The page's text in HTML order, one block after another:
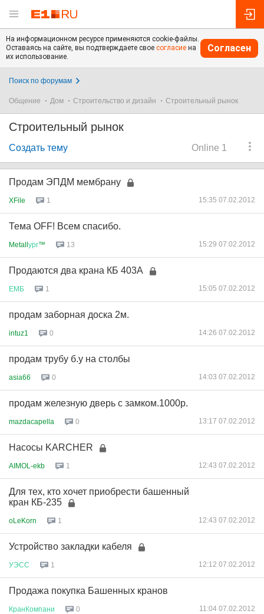
На информационном ресурсе применяются cookie-файлы.
Оставаясь на сайте, вы подтверждаете свое согласие на
их использование.
Согласен
Поиск по форумам
Общение Дом Строительство и дизайн Строительный рынок
Строительный рынок
Online 1
Создать тему
Продам ЭПДМ мембрану
XFile 1 15:35 07.02.2012
Тема OFF! Всем спасибо.
Metallург™ 13 15:29 07.02.2012
Продаются два крана КБ 403А
ЕМБ 1 15:05 07.02.2012
продам заборная доска 2м.
intuz1 0 14:26 07.02.2012
продам трубу б.у на столбы
asia66 0 14:03 07.02.2012
продам железную дверь с замком.1000р.
mazdacapella 0 13:17 07.02.2012
Насосы KARCHER
AIMOL-ekb 1 12:43 07.02.2012
Для тех, кто хочет приобрести башенный
кран КБ-235
oLeKorn 1 12:43 07.02.2012
Устройство закладки кабеля
УЭСС 1 12:12 07.02.2012
Продажа покупка Башенных кранов
КранКомпани 0 11:04 07.02.2012